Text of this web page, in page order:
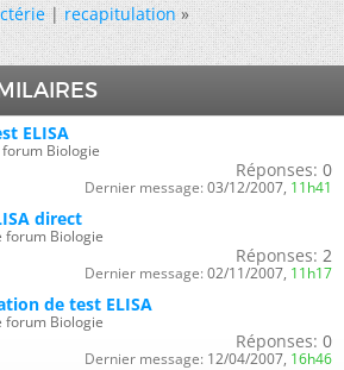
|recapitulation »
ELISA
Biologie
Réponses: 0
Dernier message: 03/12/2007, 11h41
direct
forum Biologie
Réponses: 2
Dernier message: 02/11/2007, 11h17
de test ELISA
forum Biologie
Réponses: 0
Dernier message: 12/04/2007, 16h46